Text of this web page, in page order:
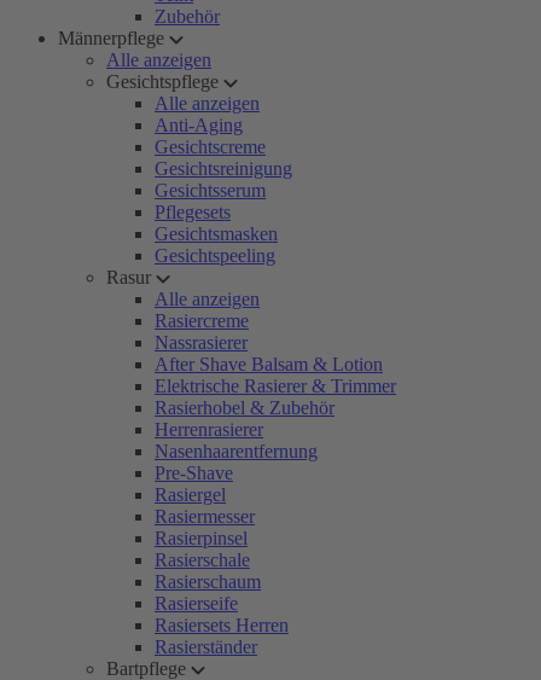
Zubehör
Männerpflege
Alle anzeigen
Gesichtspflege
Alle anzeigen
Anti-Aging
Gesichtscreme
Gesichtsreinigung
Gesichtsserum
Pflegesets
Gesichtsmasken
Gesichtspeeling
Rasur
Alle anzeigen
Rasiercreme
Nassrasierer
After Shave Balsam & Lotion
Elektrische Rasierer & Trimmer
Rasierhobel & Zubehör
Herrenrasierer
Nasenhaarentfernung
Pre-Shave
Rasiergel
Rasiermesser
Rasierpinsel
Rasierschale
Rasierschaum
Rasierseife
Rasiersets Herren
Rasierständer
Bartpflege